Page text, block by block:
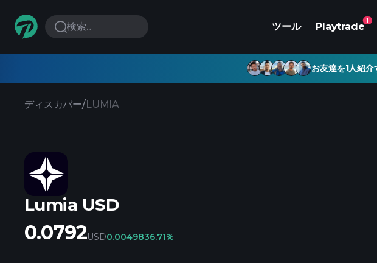
検索... ツール Playtrade
1
お友達を1人紹
ディスカバー/LUMIA
Lumia USD
0.0792USD0.0049836.71%